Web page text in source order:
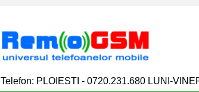
Telefon: PLOIESTI - 0720.231.680 LUNI-